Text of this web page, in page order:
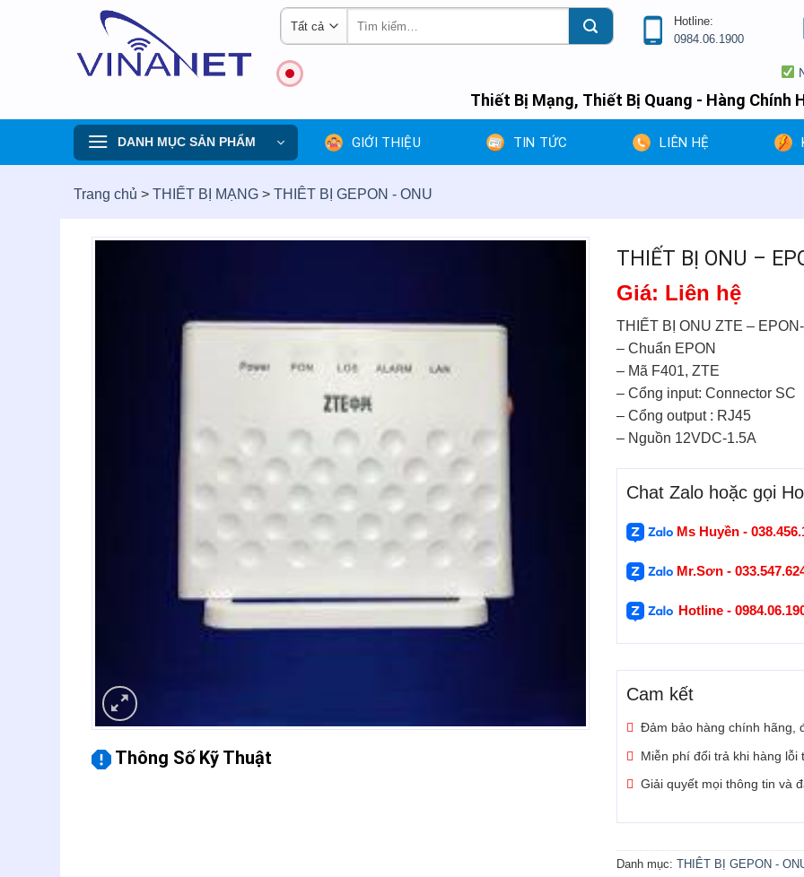
kiếm:
Hotline:
0984.06.1900
Nhân
Thiết Bị Mạng, Thiết Bị Quang - Hàng Chính
DANH MỤC SẢN PHẨM GIỚI THIỆU TIN TỨC LIÊN HỆ
Trang chủ > THIẾT BỊ MẠNG > THIÊT BỊ GEPON - ONU
Thông Số Kỹ Thuật
THIẾT BỊ ONU –
Giá: Liên hệ
THIẾT BỊ ONU ZTE –
– Chuẩn EPON
– Mã F401, ZTE
– Cổng input: Connector SC
– Cổng output : RJ45
– Nguồn 12VDC-1.5A
Chat Zalo hoặc gọi
Ms Huyền -
Mr.Sơn -
Hotline -
Cam kết
Đảm bảo hàng chính hãng,
Miễn phí đổi trả khi hàng lỗi
Giải quyết mọi thông tin và
Danh mục: THIÊT BỊ GEPON -